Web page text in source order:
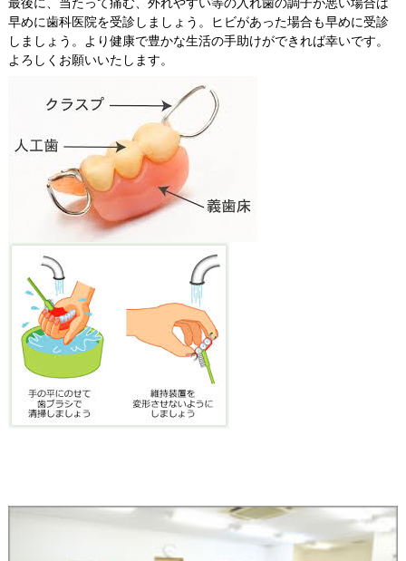
早めに歯科医院を受診しましょう。ヒビがあった場合も早めに受診
しましょう。より健康で豊かな生活の手助けができれば幸いです。
よろしくお願いいたします。